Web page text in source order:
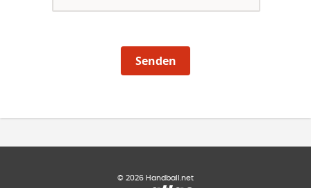
Senden
© 2026 Handball.net